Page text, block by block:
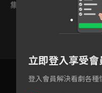
集數列表
8 9
立即登入享受
登入會員解決看劇各